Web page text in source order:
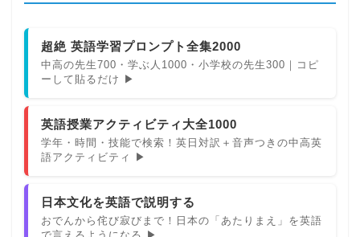
超絶 英語学習プロンプト全集2000
中高の先生700・学ぶ人1000・小学校の先生300｜コピ
ーして貼るだけ ▶
英語授業アクティビティ大全1000
学年・時間・技能で検索！英日対訳＋音声つきの中高英
語アクティビティ ▶
日本文化を英語で説明する
おでんから侘び寂びまで！日本の「あたりまえ」を英語